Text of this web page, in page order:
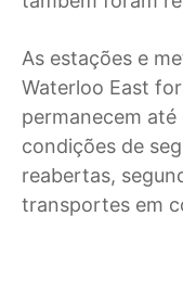
As estações e
Waterloo East
permanecem até
condições de
reabertas,
transportes em